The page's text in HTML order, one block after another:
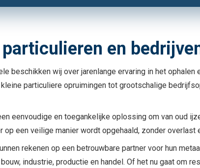
en
beschikken wij over jarenlange ervaring in het
particuliere opruimingen tot grootschalige
eenvoudige en toegankelijke oplossing om van oud
op een veilige manier wordt opgehaald, zonder overlast
rekenen op een betrouwbare partner voor hun
industrie, productie en handel. Of het nu gaat om